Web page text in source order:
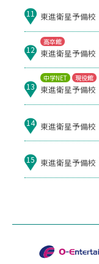
11 東進衛星予備校
高卒館
12 東進衛星予備校
中学NET 現役館
13 東進衛星予備校
14 東進衛星予備校
15 東進衛星予備校